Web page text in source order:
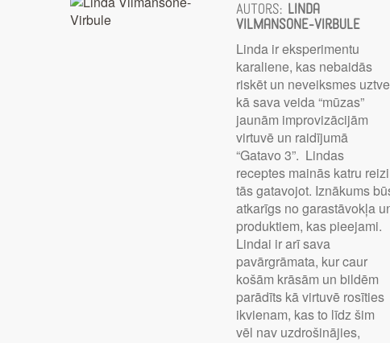
Autors: Linda
Vilmansone-Virbule
Linda ir eksperimentu
karaliene, kas nebaidās
riskēt un neveiksmes
kā sava veida “mūzas”
jaunām improvizācijām
virtuvē un raidījumā
“Gatavo 3”. Lindas
receptes mainās katru
tās gatavojot. Iznākums
atkarīgs no garastāvokļa
produktiem, kas pieejami.
Lindai ir arī sava
pavārgrāmata, kur caur
košām krāsām un bildēm
parādīts kā virtuvē rosīties
ikvienam, kas to līdz šim
vēl nav uzdrošinājies,